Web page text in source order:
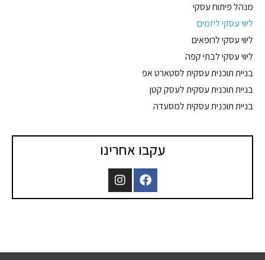
מנהל פיתוח עסקי
ליווי עסקי ליזמים
ליווי עסקי לרופאים
ליווי עסקי לבתי קפה
בניית תוכנית עסקית לסטארט אפ
בניית תוכנית עסקית לעסק קטן
בניית תוכנית עסקית למסעדה
עקבו אחרינו